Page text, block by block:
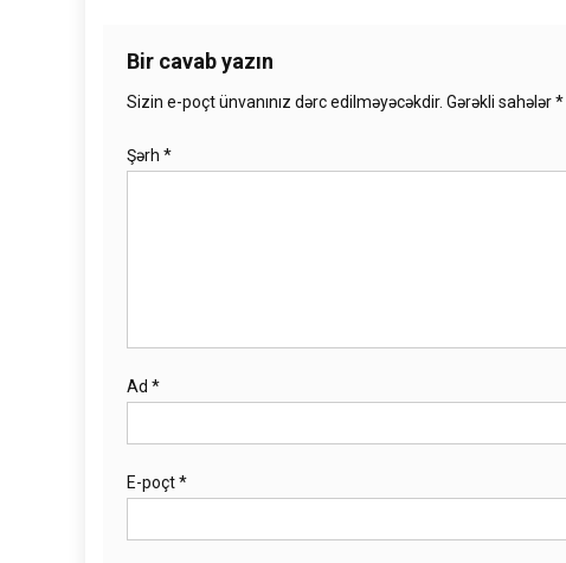
Bir cavab yazın
Sizin e-poçt ünvanınız dərc edilməyəcəkdir. Gərəkli sahələr*
Şərh *
Ad *
E-poçt*